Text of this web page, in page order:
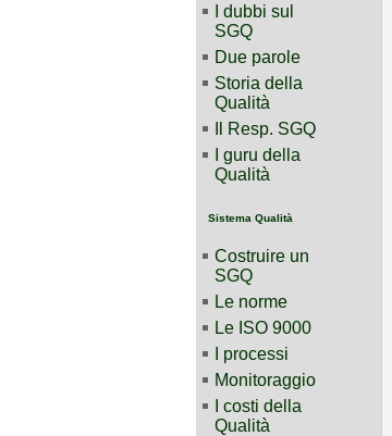
I dubbi sul
SGQ
Due parole
Storia della
Qualità
Il Resp. SGQ
I guru della
Qualità
Sistema Qualità
Costruire un
SGQ
Le norme
Le ISO 9000
I processi
Monitoraggio
I costi della
Qualità